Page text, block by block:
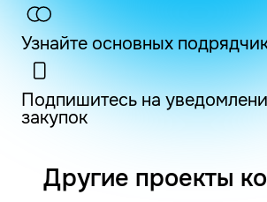
Узнайте основных
Подпишитесь на
закупок
Другие проекты